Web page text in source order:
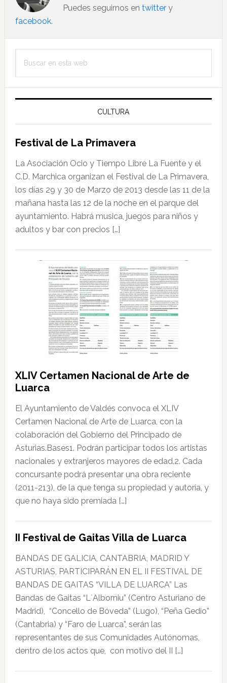
Puedes seguirnos en twittery
facebook.
Barra
lateral
principal
CULTURA
Festival de La Primavera
La Asociación Ocio y Tiempo Libre La Fuente y el
C.D. Marchica organizan el Festival de La Primavera,
los días 29 y 30 de Marzo de 2013 desde las 11 de la
mañana hasta las 12 de la noche en el parque del
ayuntamiento. Habrá musica, juegos para niños y
adultos y bar con precios […]
XLIV Certamen Nacional de Arte de
Luarca
El Ayuntamiento de Valdés convoca el XLIV
Certamen Nacional de Arte de Luarca, con la
colaboración del Gobierno del Principado de
Asturias.Bases1. Podrán participar todos los artistas
nacionales y extranjeros mayores de edad.2. Cada
concursante podrá presentar una obra reciente
(2011-213), de la que tenga su propiedad y autoría, y
que no haya sido premiada […]
II Festival de Gaitas Villa de Luarca
BANDAS DE GALICIA, CANTABRIA, MADRID Y
ASTURIAS, PARTICIPARÁN EN EL II FESTIVAL DE
BANDAS DE GAITAS “VILLA DE LUARCA” Las
Bandas de Gaitas “L´Alborniu” (Centro Asturiano de
Madrid), “Concello de Bóveda” (Lugo), “Peña Gedio”
(Cantabria) y “Faro de Luarca”, serán las
representantes de sus Comunidades Autónomas,
dentro de los actos que, con motivo del II […]